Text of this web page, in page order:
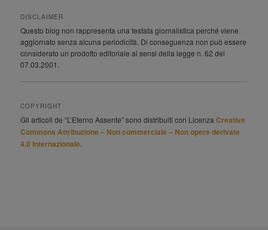
DISCLAIMER
Questo blog non rappresenta una testata giornalistica perché viene
aggiornato senza alcuna periodicità. Di conseguenza non può essere
considerato un prodotto editoriale ai sensi della legge n. 62 del
07.03.2001.
COPYRIGHT
Gli articoli de “L’Eterno Assente” sono distribuiti con LicenzaCreative
Commons Attribuzione – Non commerciale – Non opere derivate
4.0 Internazionale